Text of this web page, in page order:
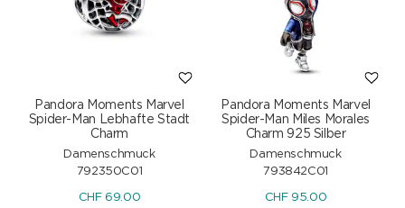
Pandora Moments Marvel
Spider-Man Lebhafte Stadt
Charm
Damenschmuck
792350C01
CHF 69.00
Pandora Moments Marvel
Spider-Man Miles Morales
Charm 925 Silber
Damenschmuck
793842C01
CHF 95.00